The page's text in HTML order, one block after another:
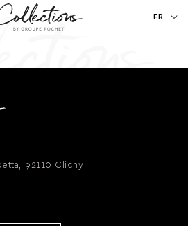
FR
92110 Clichy